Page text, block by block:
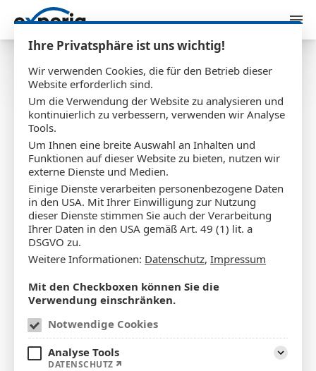
Zum Inhalt springen
Impressum
experia internet solutions e. K.
Marktstr. 1
49393 Lohne
Tel.: 0 44 42 / 73 09 79
Fax: 0 44 42 / 73 09 78
E-Mail: info@experia.de
Vertreten durch:
Manfred Schneppe
Ihre Privatsphäre ist uns wichtig!
Wir verwenden Cookies, die für den Betrieb dieser
Website erforderlich sind.
Um die Verwendung der Website zu analysieren und
kontinuierlich zu verbessern, verwenden wir Analyse
Tools.
Um Ihnen eine breite Auswahl an Inhalten und
Funktionen auf dieser Website zu bieten, nutzen wir
externe Dienste und Medien.
Einige Dienste verarbeiten personenbezogene Daten
in den USA. Mit Ihrer Einwilligung zur Nutzung
dieser Dienste stimmen Sie auch der Verarbeitung
Ihrer Daten in den USA gemäß Art. 49 (1) lit. a
DSGVO zu.
Weitere Informationen: Datenschutz, Impressum
Mit den Checkboxen können Sie die
Verwendung einschränken.
Notwendige Cookies
Analyse Tools
DATENSCHUTZ